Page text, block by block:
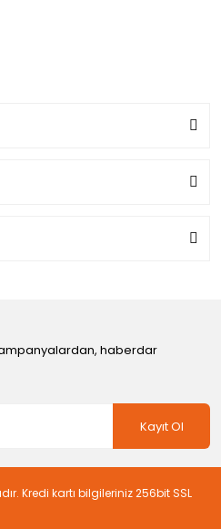
haberdar
Kayıt Ol
Kredi kartı bilgileriniz 256bit SSL